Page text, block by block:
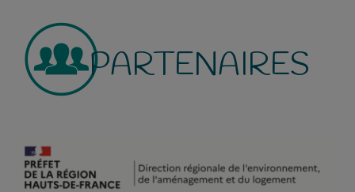
PARTENAIRES